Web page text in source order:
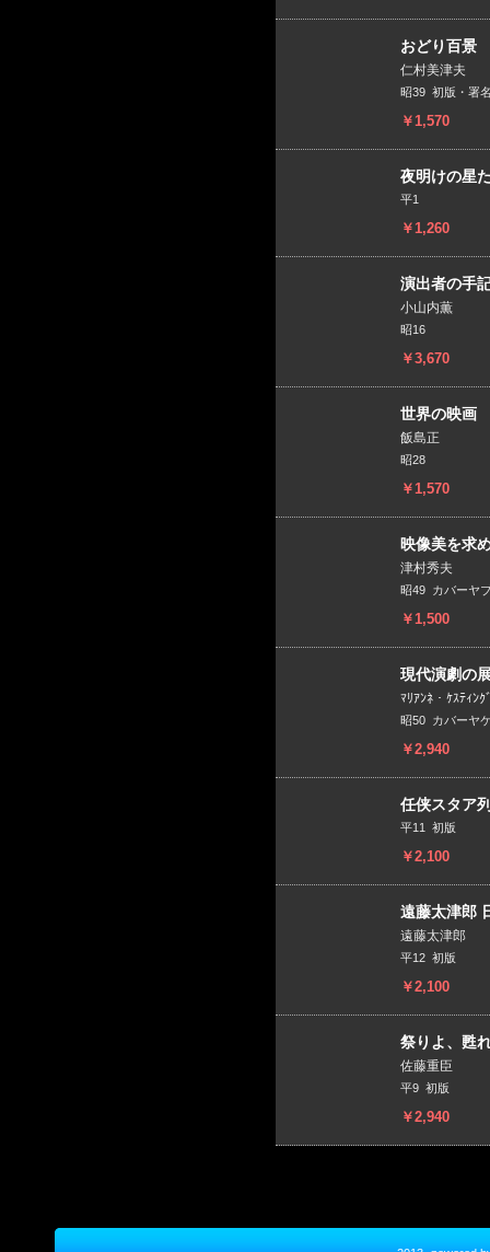
おどり百景
仁村美津夫
昭39 初版・署
￥1,570
夜明けの星
平1
￥1,260
演出者の手
小山内薫
昭16
￥3,670
世界の映画
飯島正
昭28
￥1,570
映像美を求
津村秀夫
昭49 カバーヤ
￥1,500
現代演劇の
ﾏﾘｱﾝﾈ・ｹｽﾃｨ
昭50 カバーヤ
￥2,940
任侠スタア
平11 初版
￥2,100
遠藤太津郎
遠藤太津郎
平12 初版
￥2,100
祭りよ、甦
佐藤重臣
平9 初版
￥2,940